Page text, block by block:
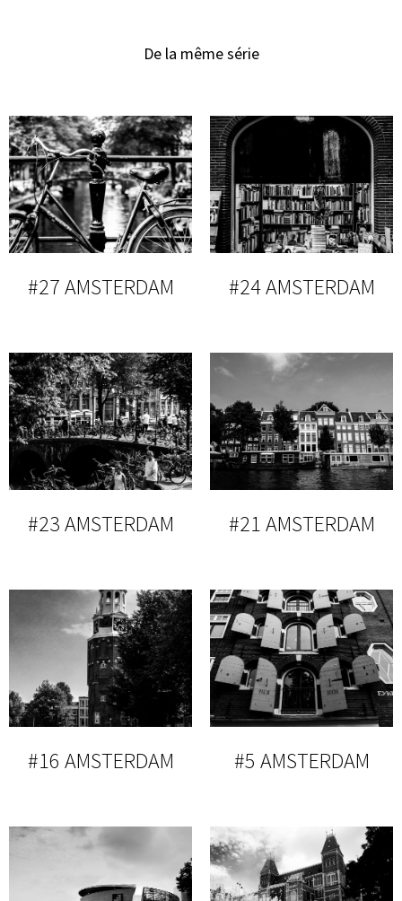
De la même série
#27 AMSTERDAM #24 AMSTERDAM
#23 AMSTERDAM #21 AMSTERDAM
#16 AMSTERDAM #5 AMSTERDAM